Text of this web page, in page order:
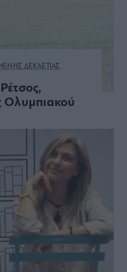
ΔΕΚΑΕΤΙΑΣ
Ολυμπιακού